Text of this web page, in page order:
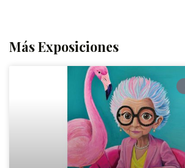
Más Exposiciones